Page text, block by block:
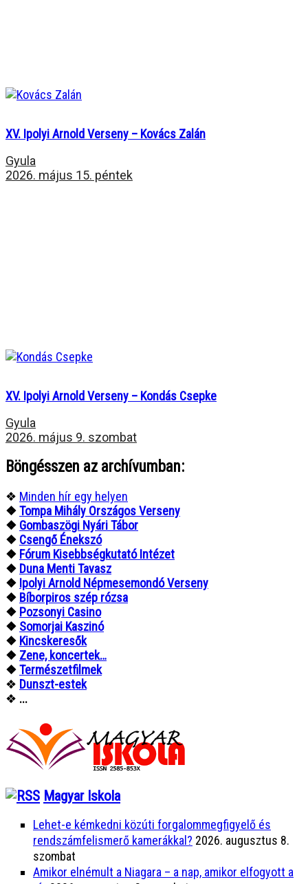
XV. Ipolyi Arnold Verseny – Kovács Zalán
Gyula
2026. május 15. péntek
XV. Ipolyi Arnold Verseny – Kondás Csepke
Gyula
2026. május 9. szombat
Böngésszen az archívumban:
❖ Minden hír egy helyen
❖Tompa Mihály Országos Verseny
❖ Gombaszögi Nyári Tábor
❖ Csengő Énekszó
❖ Fórum Kisebbségkutató Intézet
❖ Duna Menti Tavasz
❖ Ipolyi Arnold Népmesemondó Verseny
❖ Bíborpiros szép rózsa
❖ Pozsonyi Casino
❖ Somorjai Kaszinó
❖ Kincskeresők
❖ Zene, koncertek…
❖Természetfilmek
❖ Dunszt-estek
❖ ...
Magyar Iskola
Lehet-e kémkedni közúti forgalommegfigyelő és
rendszámfelismerő kamerákkal? 2026. augusztus 8.
szombat
Amikor elnémult a Niagara – a nap, amikor elfogyott a